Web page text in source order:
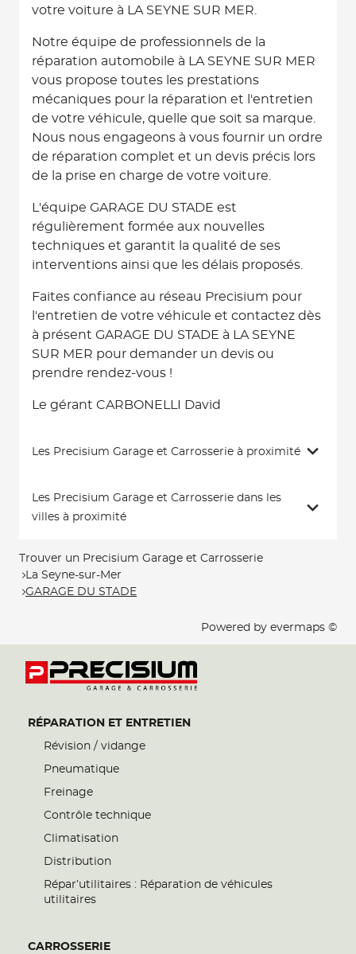
votre voiture à LA SEYNE SUR MER.
Notre équipe de professionnels de la
réparation automobile à LA SEYNE SUR MER
vous propose toutes les prestations
mécaniques pour la réparation et l'entretien
de votre véhicule, quelle que soit sa marque.
Nous nous engageons à vous fournir un ordre
de réparation complet et un devis précis lors
de la prise en charge de votre voiture.
L'équipe GARAGE DU STADE est
régulièrement formée aux nouvelles
techniques et garantit la qualité de ses
interventions ainsi que les délais proposés.
Faites confiance au réseau Precisium pour
l'entretien de votre véhicule et contactez dès
à présent GARAGE DU STADE à LA SEYNE
SUR MER pour demander un devis ou
prendre rendez-vous !
Le gérant CARBONELLI David
Les Precisium Garage et Carrosserie à proximité
Les Precisium Garage et Carrosserie dans les
villes à proximité
Trouver un Precisium Garage et Carrosserie
La Seyne-sur-Mer
GARAGE DU STADE
Powered by evermaps ©
RÉPARATION ET ENTRETIEN
Révision / vidange
Pneumatique
Freinage
Contrôle technique
Climatisation
Distribution
Répar’utilitaires : Réparation de véhicules
utilitaires
CARROSSERIE